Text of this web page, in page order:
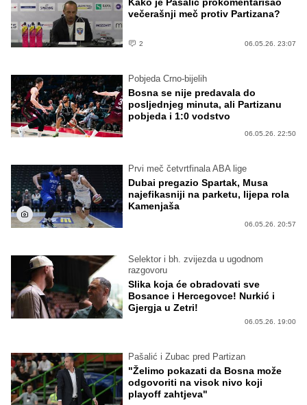
večerašnji meč protiv Partizana?
2 06.05.26. 23:07
Pobjeda Crno-bijelih
Bosna se nije predavala do
posljednjeg minuta, ali Partizanu
pobjeda i 1:0 vodstvo
06.05.26. 22:50
Prvi meč četvrtfinala ABA lige
Dubai pregazio Spartak, Musa
najefikasniji na parketu, lijepa rola
Kamenjaša
06.05.26. 20:57
Selektor i bh. zvijezda u ugodnom
razgovoru
Slika koja će obradovati sve
Bosance i Hercegovce! Nurkić i
Gjergja u Zetri!
06.05.26. 19:00
Pašalić i Zubac pred Partizan
"Želimo pokazati da Bosna može
odgovoriti na visok nivo koji
playoff zahtjeva"